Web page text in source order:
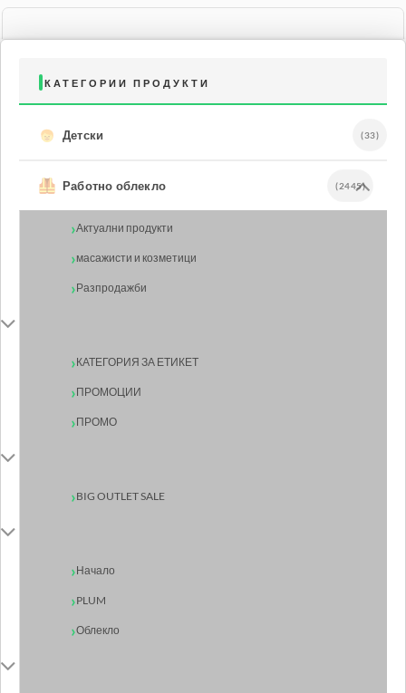
КАТЕГОРИИ ПРОДУКТИ
Детски (33)
Работно облекло (2445)
Актуални продукти
масажисти и козметици
Разпродажби
КАТЕГОРИЯ ЗА ЕТИКЕТ
ПРОМОЦИИ
ПРОМО
BIG OUTLET SALE
Начало
PLUM
Облекло